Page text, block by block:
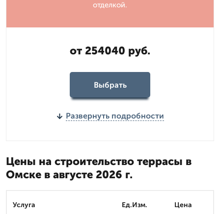
отделкой.
от 254040 руб.
Выбрать
Развернуть подробности
Цены на строительство террасы в
Омске в августе 2026 г.
Услуга Ед.Изм. Цена